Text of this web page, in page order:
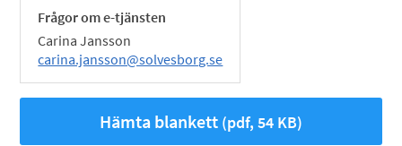
Frågor om e-tjänsten
Carina Jansson
carina.jansson@solvesborg.se
Hämta blankett (pdf, 54 KB)